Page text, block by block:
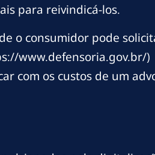
para reivindicá-los.
o consumidor pode
www.defensoria.gov.br/)
com os custos de um